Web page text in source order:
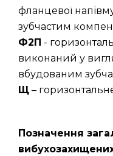
фланцевої
зубчастим
Ф2П -
виконаний у
вбудованим
Щ –
Позначення